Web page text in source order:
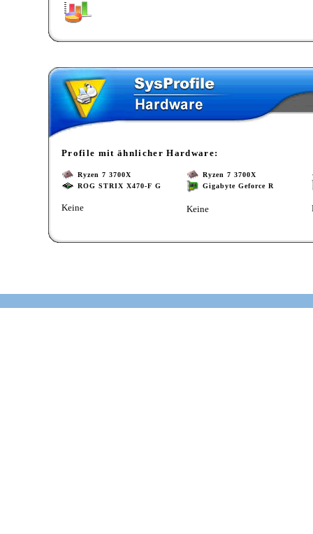
Profile mit ähnlicher Hardware:
Ryzen 7 3700X
ROG STRIX X470-F G
Keine
Ryzen 7 3700X
Gigabyte Geforce R
Keine